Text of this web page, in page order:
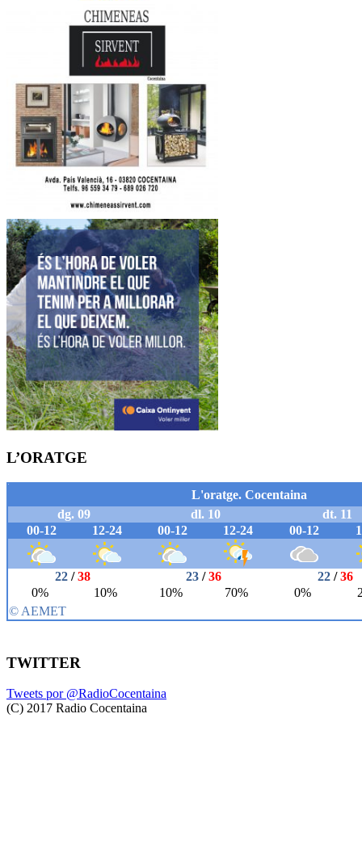
L’ORATGE
TWITTER
Tweets por @RadioCocentaina
(C) 2017 Radio Cocentaina